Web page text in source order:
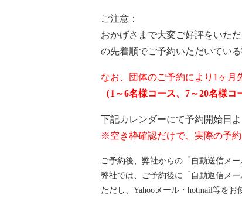
ご注意：
おかげさまで大変ご好評をいた
の先着順でご予約いただいている
なお、団体のご予約により1ヶ月
（1～6名様コース、7～20名様
下記カレンダーにて予約開始日
※空き枠確認だけで、実際の予
ご予約後、弊社からの「自動送信メ
弊社では、ご予約後に「自動返信メー
ただし、Yahooメール・hotmail等を